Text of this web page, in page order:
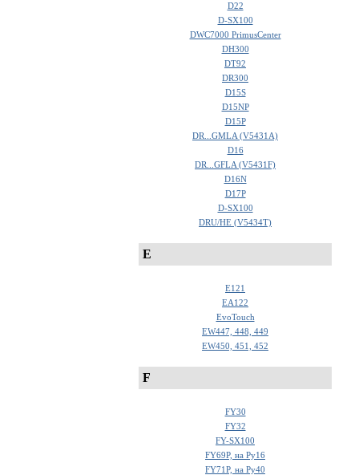
D22
D-SX100
DWC7000 PrimusCenter
DH300
DT92
DR300
D15S
D15NP
D15P
DR...GMLA (V5431A)
D16
DR...GFLA (V5431F)
D16N
D17P
D-SX100
DRU/HE (V5434T)
E
E121
EA122
EvoTouch
EW447, 448, 449
EW450, 451, 452
F
FY30
FY32
FY-SX100
FY69P, на Ру16
FY71P, на Ру40